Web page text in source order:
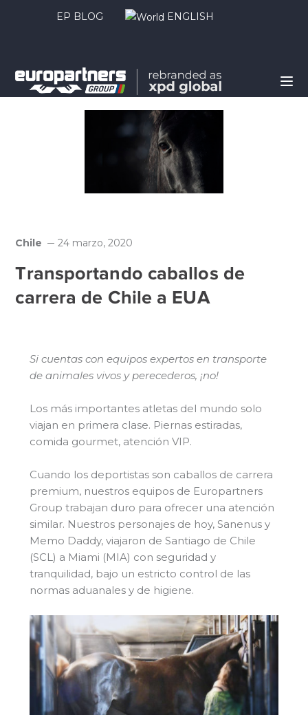
EP BLOG ENGLISH
Chile 24 marzo, 2020
Transportando caballos de
carrera de Chile a EUA
Si cuentas con equipos expertos en transporte
de animales vivos y perecederos, ¡no!
Los más importantes atletas del mundo solo
viajan en primera clase. Piernas estiradas,
comida gourmet, atención VIP.
Cuando los deportistas son caballos de carrera
premium, nuestros equipos de Europartners
Group trabajan duro para ofrecer una atención
similar. Nuestros personajes de hoy, Sanenus y
Memo Daddy, viajaron de Santiago de Chile
(SCL) a Miami (MIA) con seguridad y
tranquilidad, bajo un estricto control de las
normas aduanales y de higiene.